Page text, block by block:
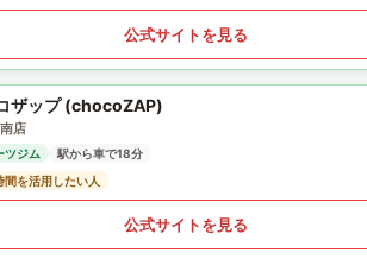
公式サイトを見る
ザップ (chocoZAP)
店
ツジム
駅から車で18分
間を活用したい人
公式サイトを見る